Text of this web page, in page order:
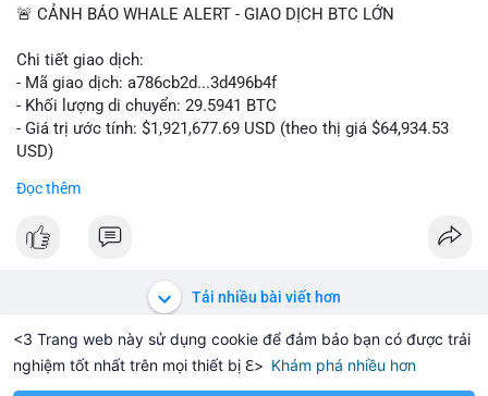
<3 Trang web này sử dụng cookie để đảm bảo bạn có được trải
nghiệm tốt nhất trên mọi thiết bị ℇ> Khám phá nhiều hơn
$1,929.10 +1.73% Solana $73.82 +1.15%
📰 Nguồn: Cointelegraph
🚨 CẢNH BÁO WHALE ALERT - GIAO DỊCH BTC LỚN
Chi tiết giao dịch:
- Mã giao dịch: a786cb2d...3d496b4f
- Khối lượng di chuyển: 29.5941 BTC
- Giá trị ước tính: $1,921,677.69 USD (theo thị giá $64,934.53
USD)
USD được thực hiện trong một khối chưa xác nhận cho thấy
năng cao cá voi đang tái phân bổ tài sản sang ví lạnh để tích
trữ dài hạn, hoặc chuẩn bị thanh khoản cho các chiến lược
OTC. Việc chuyển thẳng ra khỏi sàn giao dịch làm giảm áp lực
bán trực tiếp trên thị trường, tạo tâm lý tích cực cho nhà đầu
tư khi nguồn cung lưu hành được siết chặt. Tuy nhiên, nếu
Đọc thêm
Tải nhiều bài viết hơn